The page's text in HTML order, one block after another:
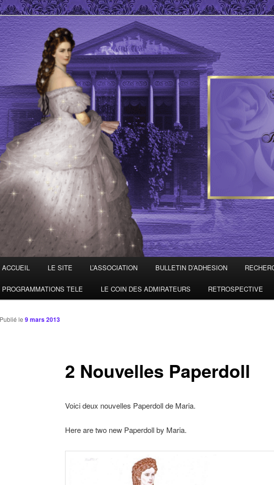
ELISABETH D'AUTRICHE – HONGRIE
Site de l'Association Elisabeth Impératrice d'Autriche – Reine de Hongrie
Aller au contenu principal
Aller au contenu secondaire
ACCUEIL LE SITE L’ASSOCIATION BULLETIN D’ADHESION
PROGRAMMATIONS TELE LE COIN DES ADMIRATEURS RETROSPECTIVE
2 Nouvelles Paperdoll
Publié le 9 mars 2013
Voici deux nouvelles Paperdoll de Maria.
Here are two new Paperdoll by Maria.